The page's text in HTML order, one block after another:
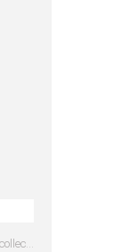
Bijoux de mariage modernes : une collection pensée pour les mariées d’aujourd’hui